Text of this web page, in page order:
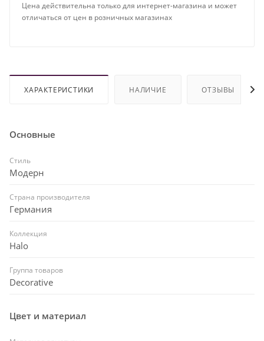
Цена действительна только для интернет-магазина и может
отличаться от цен в розничных магазинах
ХАРАКТЕРИСТИКИ НАЛИЧИЕ ОТЗЫВЫ
Основные
Стиль
Модерн
Страна производителя
Германия
Коллекция
Halo
Группа товаров
Decorative
Цвет и материал